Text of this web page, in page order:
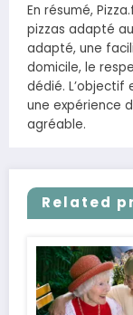
En résumé,
pizzas adapté
adapté, une
domicile, le
dédié. L’objectif
une expérience
agréable.
Related